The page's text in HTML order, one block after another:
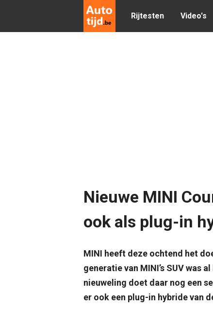
Rijtesten Video's
Nieuwe MINI
ook als plug-in
MINI heeft deze ochtend het
generatie van MINI’s SUV was
nieuweling doet daar nog een
er ook een plug-in hybride van